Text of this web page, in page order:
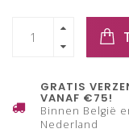
GRATIS
VANAF €75!
Binnen België
Nederland